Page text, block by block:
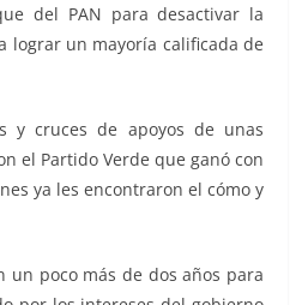
del PAN para desactivar la
lograr un mayoría calificada de
y cruces de apoyos de unas
el Partido Verde que ganó con
ya les encontraron el cómo y
poco más de dos años para